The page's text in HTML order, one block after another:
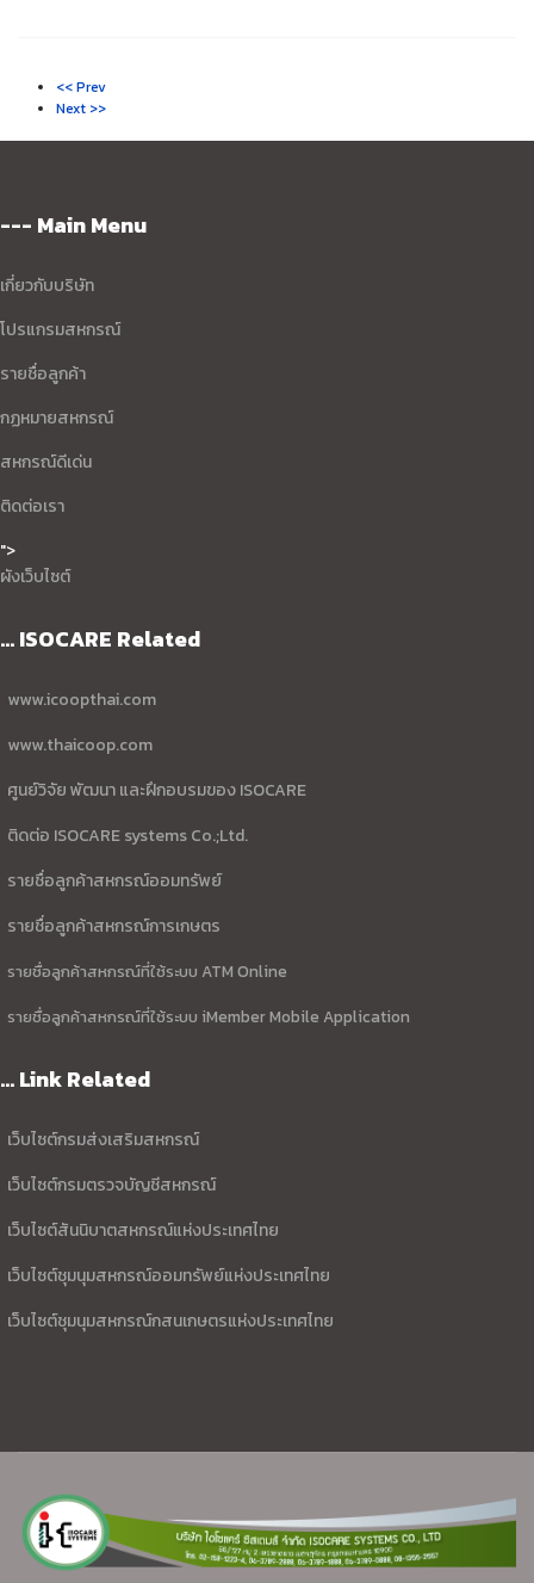
<< Prev
Next >>
--- Main Menu
เกี่ยวกับบริษัท
โปรแกรมสหกรณ์
รายชื่อลูกค้า
กฏหมายสหกรณ์
สหกรณ์ดีเด่น
ติดต่อเรา
">
ผังเว็บไซต์
... ISOCARE Related
www.icoopthai.com
www.thaicoop.com
ศูนย์วิจัย พัฒนา และฝึกอบรมของ ISOCARE
ติดต่อ ISOCARE systems Co.;Ltd.
รายชื่อลูกค้าสหกรณ์ออมทรัพย์
รายชื่อลูกค้าสหกรณ์การเกษตร
รายชื่อลูกค้าสหกรณ์ที่ใช้ระบบ ATM Online
รายชื่อลูกค้าสหกรณ์ที่ใช้ระบบ iMember Mobile Application
... Link Related
เว็บไซต์กรมส่งเสริมสหกรณ์
เว็บไซต์กรมตรวจบัญชีสหกรณ์
เว็บไซต์สันนิบาตสหกรณ์แห่งประเทศไทย
เว็บไซต์ชุมนุมสหกรณ์ออมทรัพย์แห่งประเทศไทย
เว็บไซต์ชุมนุมสหกรณ์กสนเกษตรแห่งประเทศไทย